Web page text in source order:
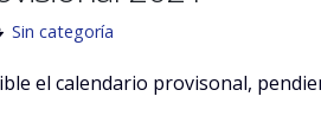
Sin categoría
el calendario provisonal,